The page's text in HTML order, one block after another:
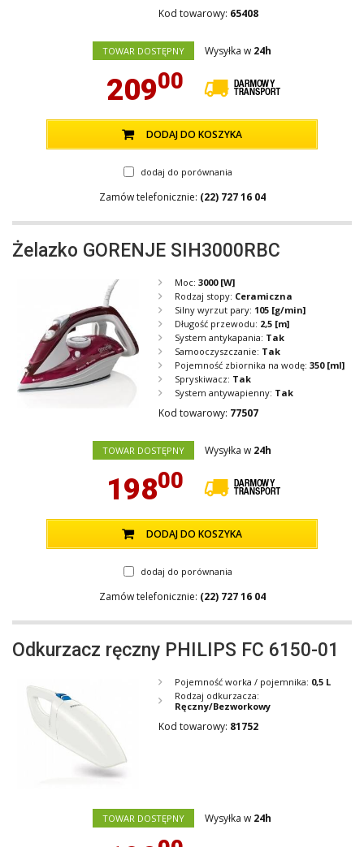
Kod towarowy: 65408
TOWAR DOSTĘPNY Wysyłka w 24h
20900
DODAJ DO KOSZYKA
dodaj do porównania
Zamów telefonicznie: (22) 727 16 04
Żelazko GORENJE SIH3000RBC
Moc: 3000 [W]
Rodzaj stopy: Ceramiczna
Silny wyrzut pary: 105 [g/min]
Długość przewodu: 2,5 [m]
System antykapania: Tak
Samooczyszczanie: Tak
Pojemność zbiornika na wodę: 350 [ml]
Spryskiwacz: Tak
System antywapienny: Tak
Kod towarowy: 77507
TOWAR DOSTĘPNY Wysyłka w 24h
19800
DODAJ DO KOSZYKA
dodaj do porównania
Zamów telefonicznie: (22) 727 16 04
Odkurzacz ręczny PHILIPS FC 6150-01
Pojemność worka / pojemnika: 0,5 L
Rodzaj odkurzacza:
Ręczny/Bezworkowy
Kod towarowy: 81752
TOWAR DOSTĘPNY Wysyłka w 24h